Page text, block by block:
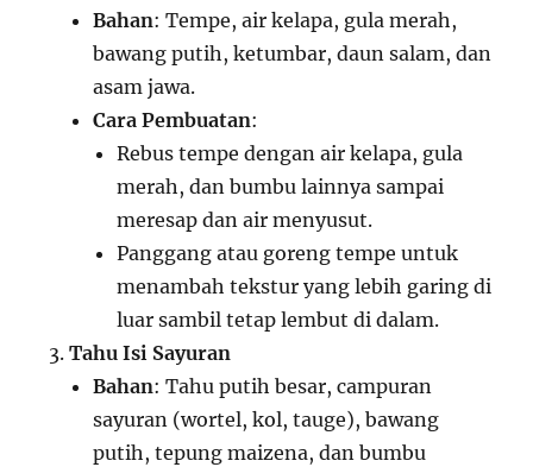
Bahan: Tempe, air kelapa, gula merah,
bawang putih, ketumbar, daun salam, dan
asam jawa.
Cara Pembuatan:
Rebus tempe dengan air kelapa, gula
merah, dan bumbu lainnya sampai
meresap dan air menyusut.
Panggang atau goreng tempe untuk
menambah tekstur yang lebih garing di
luar sambil tetap lembut di dalam.
Tahu Isi Sayuran
Bahan: Tahu putih besar, campuran
sayuran (wortel, kol, tauge), bawang
putih, tepung maizena, dan bumbu